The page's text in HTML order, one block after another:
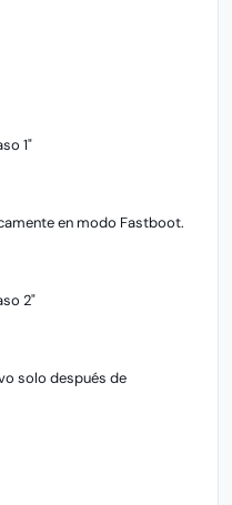
1"
en modo Fastboot.
2"
solo después de